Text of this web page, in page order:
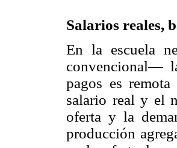
Salarios reales,
En la escuela
convencional—
pagos es
salario real y el
oferta y la
producción